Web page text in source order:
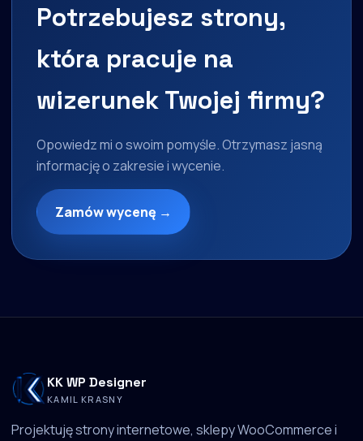
Potrzebujesz strony,
która pracuje na
wizerunek Twojej firmy?
Opowiedz mi o swoim pomyśle. Otrzymasz jasną
informację o zakresie i wycenie.
Zamów wycenę →
KK WP Designer
KAMIL KRASNY
Projektuję strony internetowe, sklepy WooCommerce i